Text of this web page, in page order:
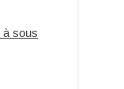
à sous